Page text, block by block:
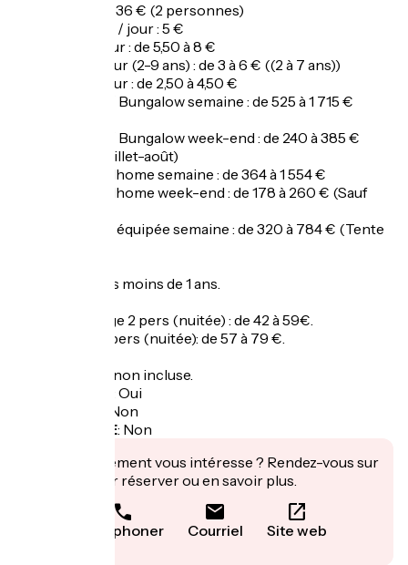
Forfait : de 22 à 36 € (2 personnes)
Prix électricité / jour : 5 €
Prix adulte / jour : de 5,50 à 8 €
Prix enfant / jour (2-9 ans) : de 3 à 6 € ((2 à 7 ans))
Prix animal / jour : de 2,50 à 4,50 €
Location HLL / Bungalow semaine : de 525 à 1 715 €
Location HLL / Bungalow week-end : de 240 à 385 €
(Chalet. Sauf juillet-août)
Location Mobilhome semaine : de 364 à 1 554 €
Location Mobilhome week-end : de 178 à 260 € (Sauf
Location tente équipée semaine : de 320 à 784 € (Tente
Gratuit pour les moins de 1 ans.
Location Refuge 2 pers (nuitée) : de 42 à 59€.
location Nid 2 pers (nuitée): de 57 à 79 €.
Taxe de séjour non incluse.
Oui
Non
Recharge VAE: Non
Cet établissement vous intéresse ? Rendez-vous sur
leur site pour réserver ou en savoir plus.
Téléphoner Courriel Site web